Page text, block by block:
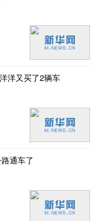
洋又买了2辆车
通车了